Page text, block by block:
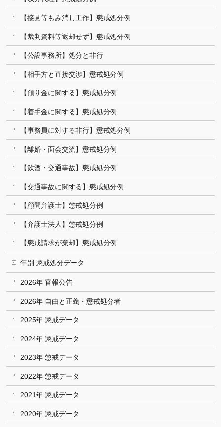
【接見等もみ消し工作】懲戒処分例
【裁判資料等返却せず】懲戒処分例
【公設事務所】処分と非行
【相手方と直接交渉】懲戒処分例
【預り金に関する】懲戒処分例
【着手金に関する】懲戒処分例
【事務員に対する非行】懲戒処分例
【離婚・面会交流】懲戒処分例
【飲酒・交通事故】懲戒処分例
【交通事故に関する】懲戒処分例
【顧問弁護士】懲戒処分例
【弁護士法人】懲戒処分例
【懲戒請求が棄却】懲戒処分例
年別 懲戒処分データ
2026年 官報公告
2026年 自由と正義・懲戒処分者
2025年 懲戒データ
2024年 懲戒データ
2023年 懲戒データ
2022年 懲戒データ
2021年 懲戒データ
2020年 懲戒データ